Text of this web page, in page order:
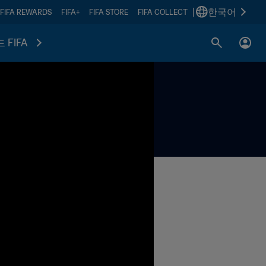
FIFA REWARDS FIFA+ FIFA STORE FIFA COLLECT 한국어
FIFA